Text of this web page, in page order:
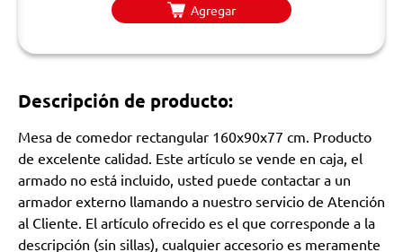
Agregar
Descripción de producto:
Mesa de comedor rectangular 160x90x77 cm. Producto
de excelente calidad. Este artículo se vende en caja, el
armado no está incluido, usted puede contactar a un
armador externo llamando a nuestro servicio de Atención
al Cliente. El artículo ofrecido es el que corresponde a la
descripción (sin sillas), cualquier accesorio es meramente